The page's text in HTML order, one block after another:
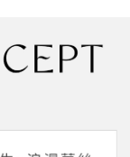
同意方可使用
本公司不負相關責
戶狀況，依本公司即
本公司將視審查結果